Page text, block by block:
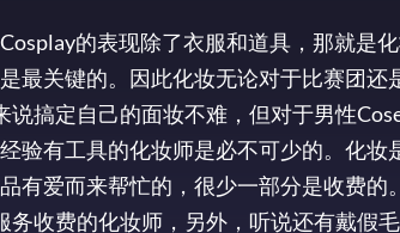
的表现除了衣服和道具，那就是
最关键的。因此化妆无论对于比赛团还
搞定自己的面妆不难，但对于男性
验有工具的化妆师是必不可少的。化
有爱而来帮忙的，很少一部分是收费
务收费的化妆师，另外，听说还有戴假